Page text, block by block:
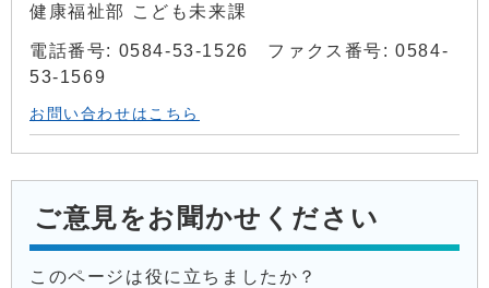
健康福祉部 こども未来課
電話番号: 0584-53-1526 ファクス番号: 0584-
53-1569
お問い合わせはこちら
ご意見をお聞かせください
このページは役に立ちましたか？